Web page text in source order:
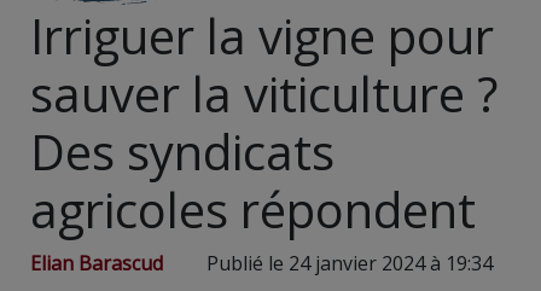
Irriguer la vigne pour
sauver la viticulture ?
Des syndicats
agricoles répondent
Elian Barascud Publié le 24 janvier 2024 à 19:34